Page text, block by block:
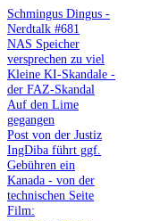
Schmingus Dingus -
Nerdtalk #681
NAS Speicher
versprechen zu viel
Kleine KI-Skandale -
der FAZ-Skandal
Auf den Lime
gegangen
Post von der Justiz
IngDiba führt ggf.
Gebühren ein
Kanada - von der
technischen Seite
Film: